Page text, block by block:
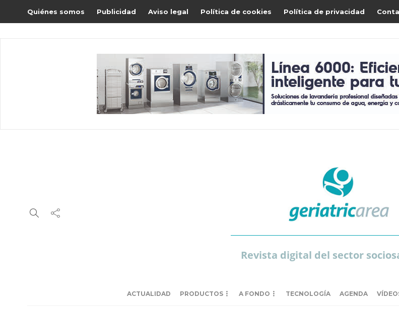
Quiénes somos Publicidad Aviso legal Política de cookies Política de privacidad
Revista digital del sector
ACTUALIDAD PRODUCTOS A FONDO TECNOLOGÍA AGENDA